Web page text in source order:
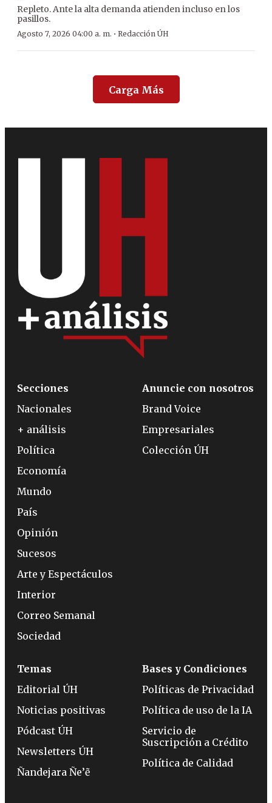
Repleto. Ante la alta demanda atienden incluso en los
pasillos.
Agosto 7, 2026 04:00 a. m. · Redacción ÚH
Carga Más
Secciones
Nacionales
+ análisis
Política
Economía
Mundo
País
Opinión
Sucesos
Arte y Espectáculos
Interior
Correo Semanal
Sociedad
Anuncie con nosotros
Brand Voice
Empresariales
Colección ÚH
Temas
Editorial ÚH
Noticias positivas
Pódcast ÚH
Newsletters ÚH
Ñandejara Ñe’ẽ
Bases y Condiciones
Políticas de Privacidad
Política de uso de la IA
Servicio de
Suscripción a Crédito
Política de Calidad